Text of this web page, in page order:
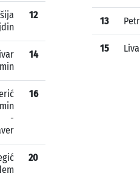
12
14
-
16
20
13
15